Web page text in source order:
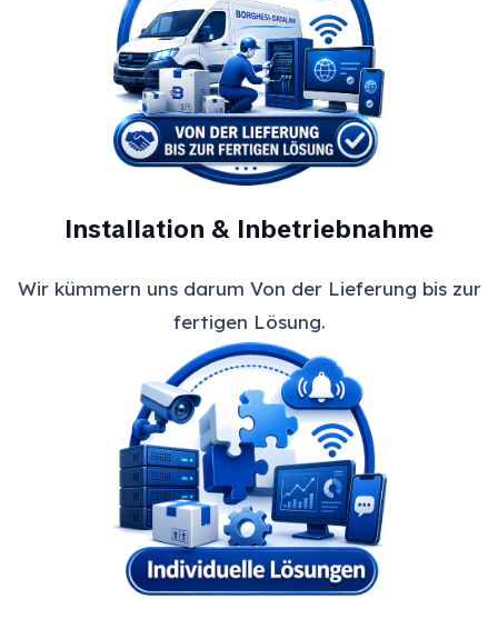
Installation & Inbetriebnahme
Wir kümmern uns darum Von der Lieferung bis zur
fertigen Lösung.